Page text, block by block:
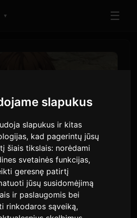
slapukus
slapukus ir kitas
kad pagerintų jūsų
šiais tikslais: norėdami
svetainės funkcijas,
geresnę patirtį
jūsų susidomėjimą
ir paslaugomis bei
rinkodaros sąveiką,
▼ ☰
animacijos 2-asis
ir
transliavimo